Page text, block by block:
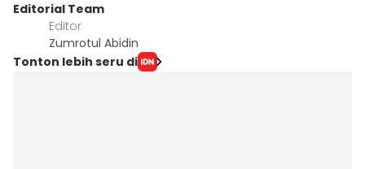
Editorial Team
Editor
Zumrotul Abidin
Tonton lebih seru di